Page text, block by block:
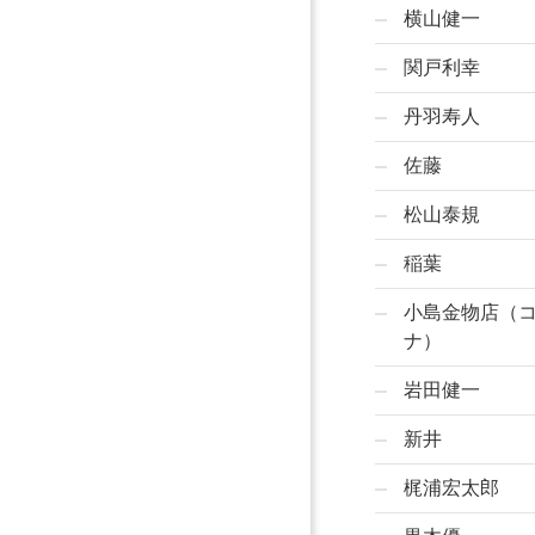
横山健一
関戸利幸
丹羽寿人
佐藤
松山泰規
稲葉
小島金物店（
ナ）
岩田健一
新井
梶浦宏太郎